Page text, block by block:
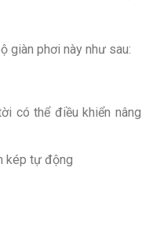
giàn phơi này như sau:
có thể điều khiển nâng
kép tự động